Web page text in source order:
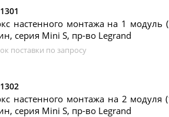
настенного монтажа на 1 модуль
серия Mini S, пр-во Legrand
поставки по запросу
настенного монтажа на 2 модуля
серия Mini S, пр-во Legrand